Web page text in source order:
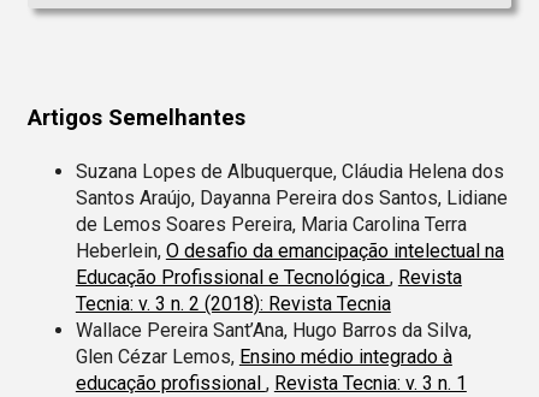
Artigos Semelhantes
Suzana Lopes de Albuquerque, Cláudia Helena dos
Santos Araújo, Dayanna Pereira dos Santos, Lidiane
de Lemos Soares Pereira, Maria Carolina Terra
Heberlein, O desafio da emancipação intelectual na
Educação Profissional e Tecnológica , Revista
Tecnia: v. 3 n. 2 (2018): Revista Tecnia
Wallace Pereira Sant’Ana, Hugo Barros da Silva,
Glen Cézar Lemos, Ensino médio integrado à
educação profissional , Revista Tecnia: v. 3 n. 1